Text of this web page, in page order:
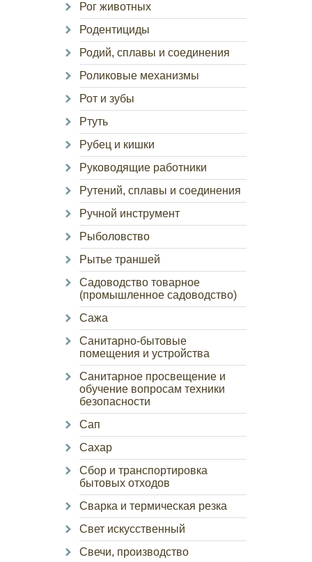
Рог животных
Родентициды
Родий, сплавы и соединения
Роликовые механизмы
Рот и зубы
Ртуть
Рубец и кишки
Руководящие работники
Рутений, сплавы и соединения
Ручной инструмент
Рыболовство
Рытье траншей
Садоводство товарное
(промышленное садоводство)
Сажа
Санитарно-бытовые
помещения и устройства
Санитарное просвещение и
обучение вопросам техники
безопасности
Сап
Сахар
Сбор и транспортировка
бытовых отходов
Сварка и термическая резка
Свет искусственный
Свечи, производство